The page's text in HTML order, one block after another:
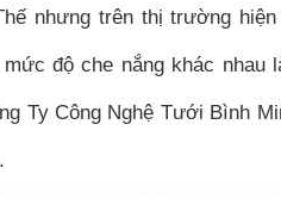
nhưng trên thị trường
độ che nắng khác
Ty Công Nghệ Tưới Bình